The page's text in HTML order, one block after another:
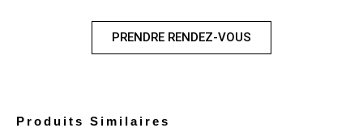
PRENDRE RENDEZ-VOUS
Produits Similaires